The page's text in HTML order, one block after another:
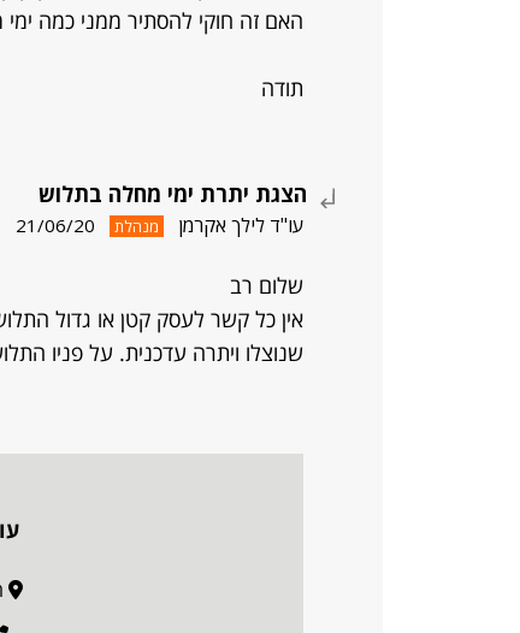
האם זה חוקי להסתיר ממני כמה
תודה
הצגת יתרת ימי מחלה בתלוש
עו"ד לילך אקרמן מנהלת 21/06/20
שלום רב
אין כל קשר לעסק קטן או גדול
שנוצלו ויתרה עדכנית. על פניו